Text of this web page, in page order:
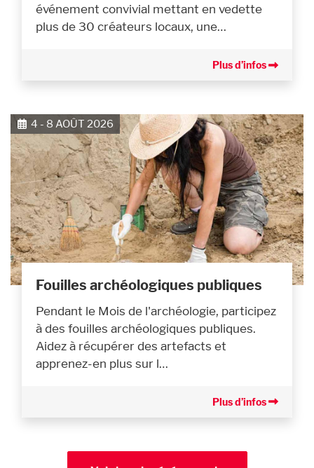
événement convivial mettant en vedette
plus de 30 créateurs locaux, une…
Plus d’infos
4 - 8 AOÛT 2026
Fouilles archéologiques publiques
Pendant le Mois de l'archéologie, participez
à des fouilles archéologiques publiques.
Aidez à récupérer des artefacts et
apprenez-en plus sur l…
Plus d’infos